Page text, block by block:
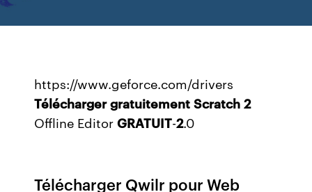
https://www.geforce.com/drivers
Télécharger gratuitement Scratch 2
Offline EditorGRATUIT-2.0
Télécharger Qwilr pour Web